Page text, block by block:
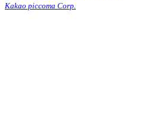
Kakao piccoma Corp.